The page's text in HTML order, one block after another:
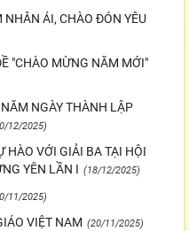
ÁI, CHÀO ĐÓN YÊU
"CHÀO MỪNG NĂM MỚI"
NGÀY THÀNH LẬP
12/2025)
HÀO VỚI GIẢI BA TẠI HỘI
YÊN LẦN I (18/12/2025)
11/2025)
VIỆT NAM (20/11/2025)